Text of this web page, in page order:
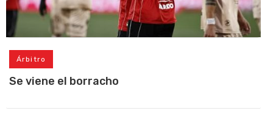
Árbitro
Se viene el borracho